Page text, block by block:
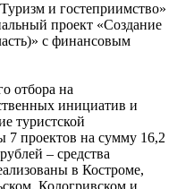
и гостеприимство»
проект «Создание
с финансовым
отбора на
инициатив и
туристской
проектов на сумму 16,2
– средства
в Костроме,
Кологривском и